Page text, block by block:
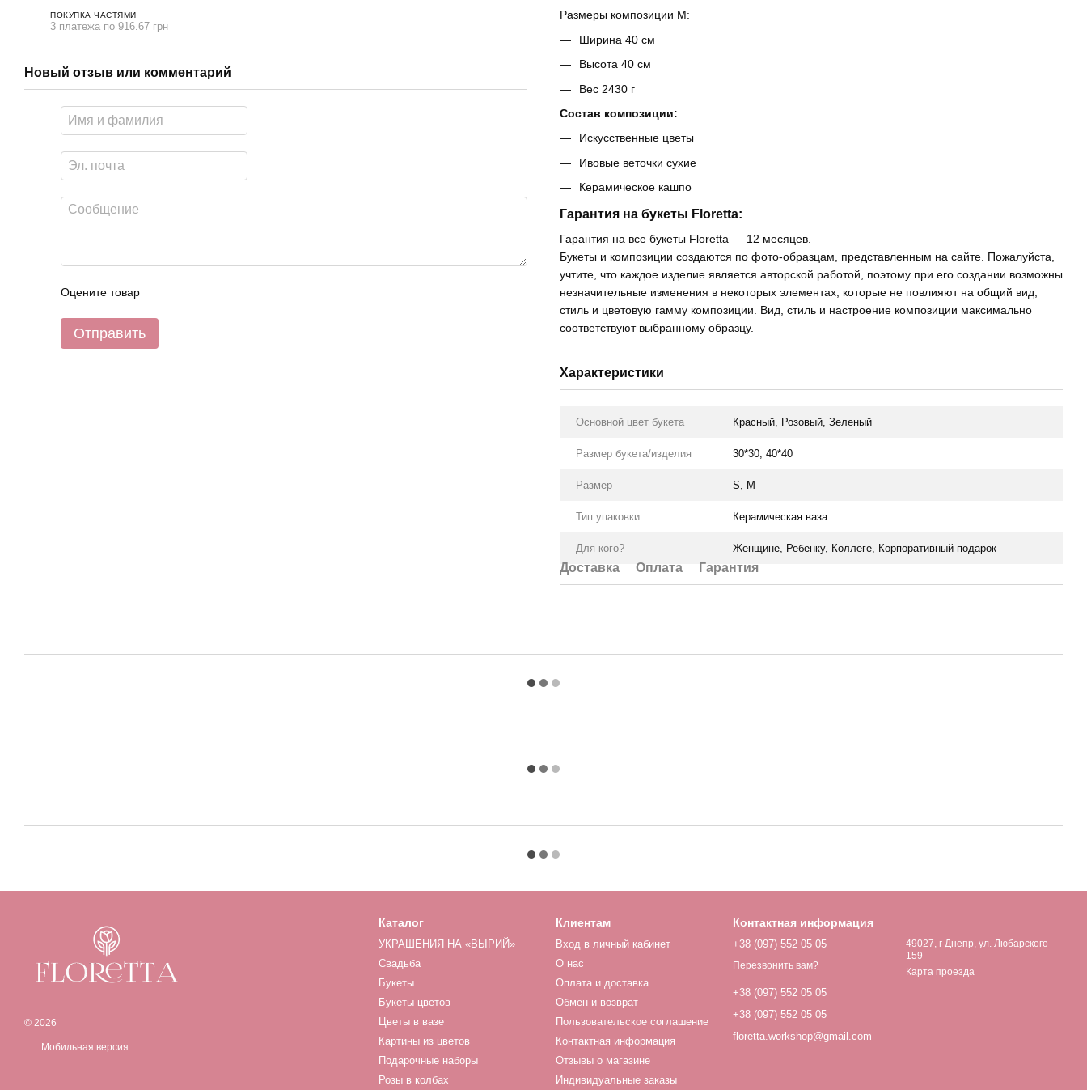
ПОКУПКА ЧАСТЯМИ
3 платежа по 916.67 грн
Новый отзыв или комментарий
Оцените товар
Отправить
Размеры композиции М:
Ширина 40 см
Высота 40 см
Вес 2430 г
Состав композиции:
Искусственные цветы
Ивовые веточки сухие
Керамическое кашпо
Гарантия на букеты Floretta:
Гарантия на все букеты Floretta — 12 месяцев.
Букеты и композиции создаются по фото-образцам, представленным на сайте. Пожалуйста,
учтите, что каждое изделие является авторской работой, поэтому при его создании возможны
незначительные изменения в некоторых элементах, которые не повлияют на общий вид,
стиль и цветовую гамму композиции. Вид, стиль и настроение композиции максимально
соответствуют выбранному образцу.
Характеристики
Основной цвет букета Красный, Розовый, Зеленый
Размер букета/изделия 30*30, 40*40
Размер S, M
Тип упаковки Керамическая ваза
Для кого? Женщине, Ребенку, Коллеге, Корпоративный подарок
Доставка Оплата Гарантия
© 2026
Мобильная версия
Каталог
УКРАШЕНИЯ НА «ВЫРИЙ»
Свадьба
Букеты
Букеты цветов
Цветы в вазе
Картины из цветов
Подарочные наборы
Розы в колбах
Клиентам
Вход в личный кабинет
О нас
Оплата и доставка
Обмен и возврат
Пользовательское соглашение
Контактная информация
Отзывы о магазине
Индивидуальные заказы
Контактная информация
+38 (097) 552 05 05
Перезвонить вам?
+38 (097) 552 05 05
+38 (097) 552 05 05
floretta.workshop@gmail.com
49027, г Днепр, ул. Любарского
159
Карта проезда